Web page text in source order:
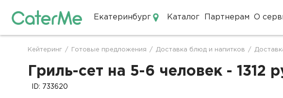
Екатеринбург Каталог Партнерам О
Строка
навигации
Кейтеринг / Готовые предложения / Доставка блюд и напитков /
Гриль-сет на 5-6 человек - 1312
ID: 733620